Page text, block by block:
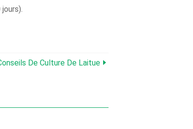
De Culture De Laitue